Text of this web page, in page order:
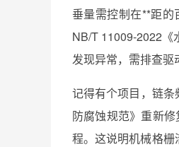
垂量需控制在**距
NB/T 11009‑2022
发现异常，需排查驱
记得有个项目，链
防腐蚀规范》重新
程。这说明机械格